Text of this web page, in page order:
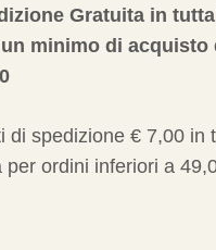
Gratuita in
minimo di acquisto
di spedizione € 7,00 in
per ordini inferiori a